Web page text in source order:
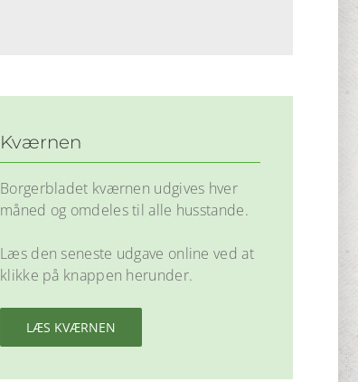
Kværnen
Borgerbladet kværnen udgives hver
måned og omdeles til alle husstande.
Læs den seneste udgave online ved at
klikke på knappen herunder.
LÆS KVÆRNEN